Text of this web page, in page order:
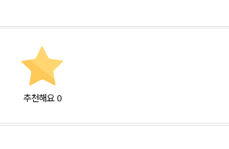
추천해요 0